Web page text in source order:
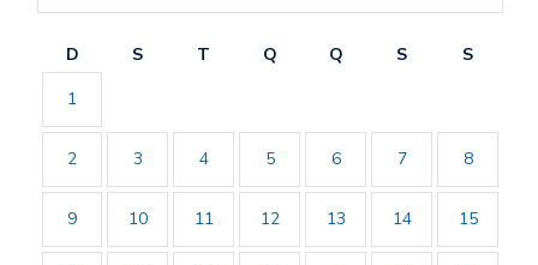
D S T Q Q S
S
1
2 3 4 5 6 7 8
9 10 11 12 13 14 15